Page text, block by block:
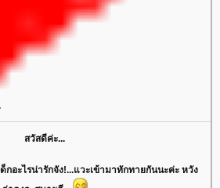
สวัสดีค่ะ...
กอะไรน่ารักจัง!...แวะเข้ามาทักทายกันนะค่ะ หวัง